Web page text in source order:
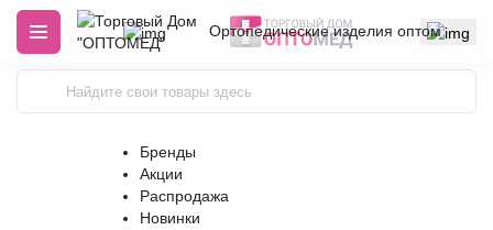
Ортопедические изделия оптом
Бренды
Акции
Распродажа
Новинки